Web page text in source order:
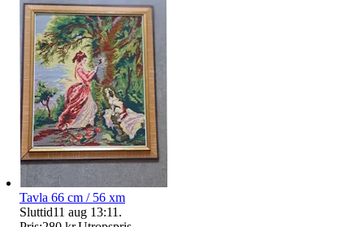
Tavla 66 cm / 56 xm
Sluttid11 aug 13:11 .